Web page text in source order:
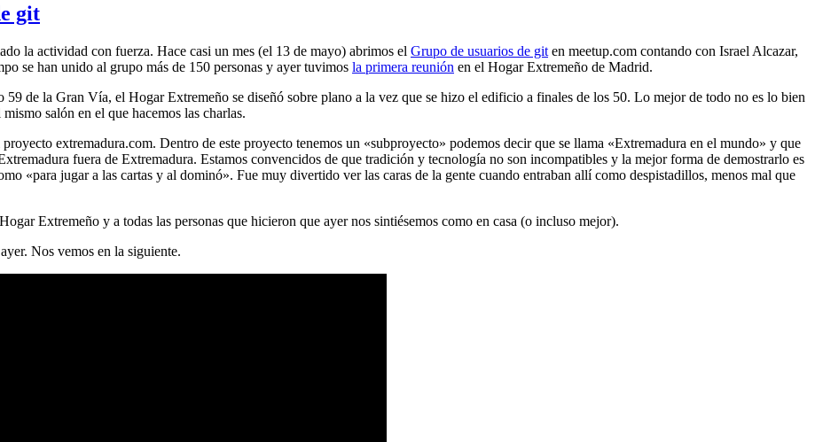
git
la actividad con fuerza. Hace casi un mes (el 13 de mayo) abrimos el Grupo de usuarios de git en meetup.com contando con Israel Alcazar,
se han unido al grupo más de 150 personas y ayer tuvimos la primera reunión en el Hogar Extremeño de Madrid.
de la Gran Vía, el Hogar Extremeño se diseñó sobre plano a la vez que se hizo el edificio a finales de los 50. Lo mejor de todo no es lo bien
salón en el que hacemos las charlas.
extremadura.com. Dentro de este proyecto tenemos un «subproyecto» podemos decir que se llama «Extremadura en el mundo» y que
fuera de Extremadura. Estamos convencidos de que tradición y tecnología no son incompatibles y la mejor forma de demostrarlo es
«para jugar a las cartas y al dominó». Fue muy divertido ver las caras de la gente cuando entraban allí como despistadillos, menos mal que
Extremeño y a todas las personas que hicieron que ayer nos sintiésemos como en casa (o incluso mejor).
Nos vemos en la siguiente.